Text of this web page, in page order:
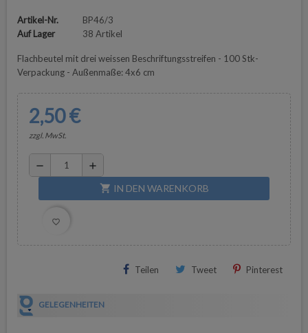
Artikel-Nr.
BP46/3
Auf Lager
38 Artikel
Flachbeutel mit drei weissen Beschriftungsstreifen - 100 Stk-
Verpackung - Außenmaße: 4x6 cm
2,50 €
zzgl. MwSt.
remove add
shopping_cart IN DEN WARENKORB
favorite_border
Teilen Tweet Pinterest
GELEGENHEITEN